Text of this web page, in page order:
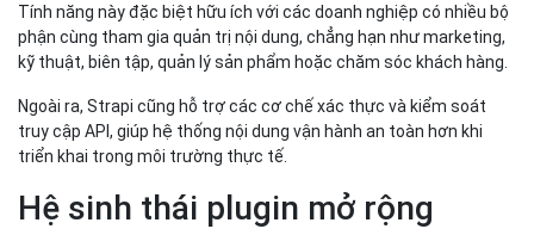
Tính năng này đặc biệt hữu ích với các doanh nghiệp có nhiều bộ
phận cùng tham gia quản trị nội dung, chẳng hạn như marketing,
kỹ thuật, biên tập, quản lý sản phẩm hoặc chăm sóc khách hàng.
Ngoài ra, Strapi cũng hỗ trợ các cơ chế xác thực và kiểm soát
truy cập API, giúp hệ thống nội dung vận hành an toàn hơn khi
triển khai trong môi trường thực tế.
Hệ sinh thái plugin mở rộng